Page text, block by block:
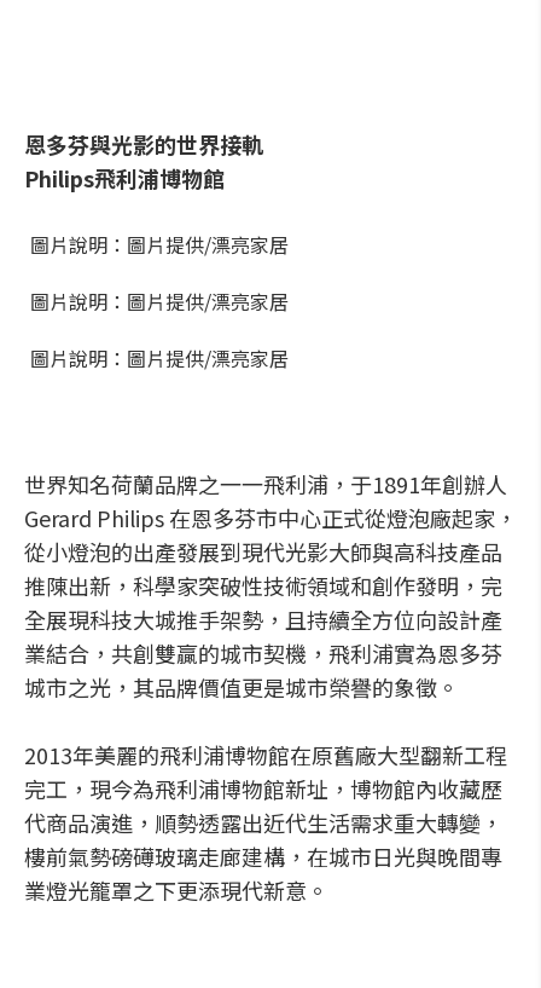
恩多芬與光影的世界接軌
Philips飛利浦博物館
圖片說明：圖片提供/漂亮家居
圖片說明：圖片提供/漂亮家居
圖片說明：圖片提供/漂亮家居
世界知名荷蘭品牌之一一飛利浦，于1891年創辦人
Gerard Philips 在恩多芬市中心正式從燈泡廠起家，
從小燈泡的出產發展到現代光影大師與高科技產品
推陳出新，科學家突破性技術領域和創作發明，完
全展現科技大城推手架勢，且持續全方位向設計產
業結合，共創雙贏的城市契機，飛利浦實為恩多芬
城市之光，其品牌價值更是城市榮譽的象徵。
2013年美麗的飛利浦博物館在原舊廠大型翻新工程
完工，現今為飛利浦博物館新址，博物館內收藏歷
代商品演進，順勢透露出近代生活需求重大轉變，
樓前氣勢磅礡玻璃走廊建構，在城市日光與晚間專
業燈光籠罩之下更添現代新意。